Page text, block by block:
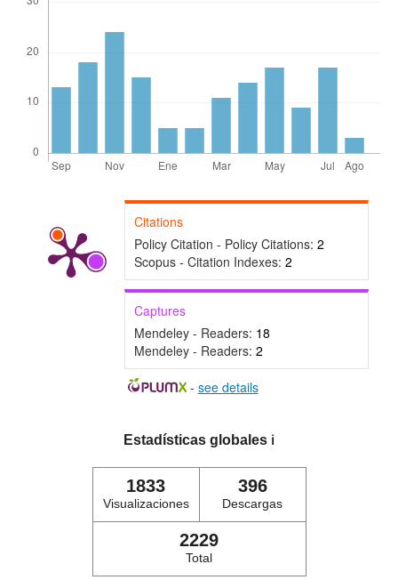
Citations
Policy Citation - Policy Citations: 2
Scopus - Citation Indexes: 2
Captures
Mendeley - Readers: 18
Mendeley - Readers: 2
- see details
Estadísticas globales ℹ️
1833
Visualizaciones
396
Descargas
2229
Total